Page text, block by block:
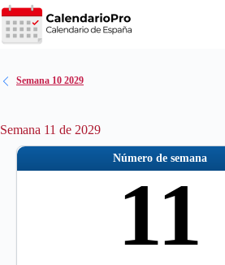
Saltar
al
contenido
Semana 10 2029
Semana 11 de 2029
Número de semana
11